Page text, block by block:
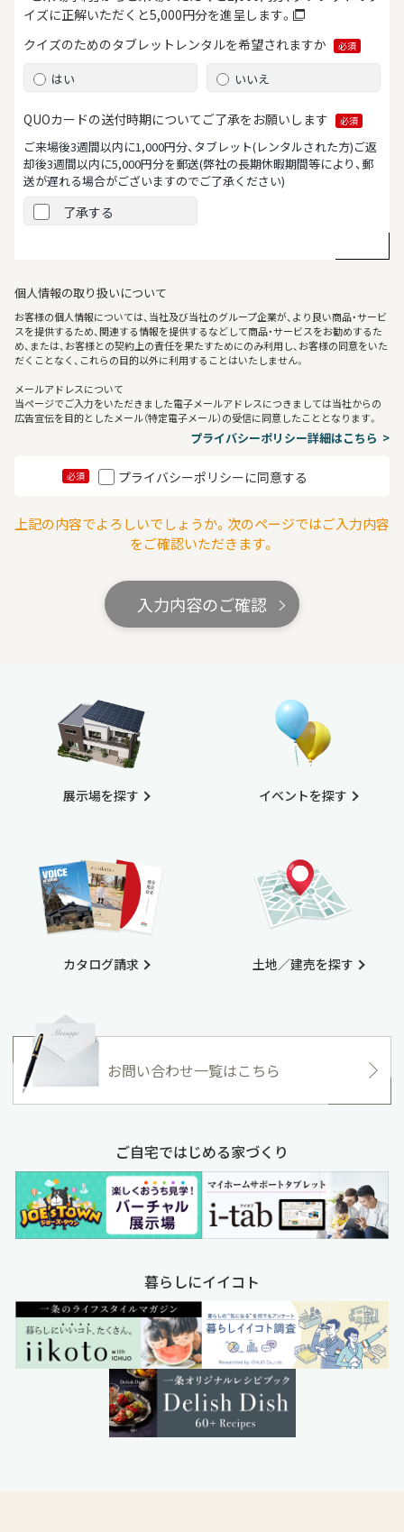
イズに正解いただくと5,000円分を進呈します。
クイズのためのタブレット レンタルを希望されますか 必須
はい いいえ
QUOカードの送付時期について ご了承をお願いします 必須
ご来場後3週間以内に1,000円分、タブレット(レンタルされた方)ご返
却後3週間以内に5,000円分を郵送(弊社の長期休暇期間等により、郵
送が遅れる場合がございますのでご了承ください)
了承する
個人情報の取り扱いについて
お客様の個人情報については、当社及び当社のグループ企業が、より良い商品・サービ
スを提供するため、関連する情報を提供するなどして商品・サービスをお勧めするた
め、または、お客様との契約上の責任を果たすためにのみ利用し、お客様の同意をいた
だくことなく、これらの目的以外に利用することはいたしません。
メールアドレスについて
当ページでご入力をいただきました電子メールアドレスにつきましては当社からの
広告宣伝を目的としたメール（特定電子メール）の受信に同意したこととなります。
プライバシーポリシー詳細はこちら
必須 プライバシーポリシーに同意する
上記の内容でよろしいでしょうか。次のページではご入力内容
をご確認いただきます。
入力内容のご確認
展示場を探す
カタログ請求
イベントを探す
土地／建売を探す
お問い合わせ一覧はこちら
ご自宅ではじめる家づくり
暮らしにイイコト